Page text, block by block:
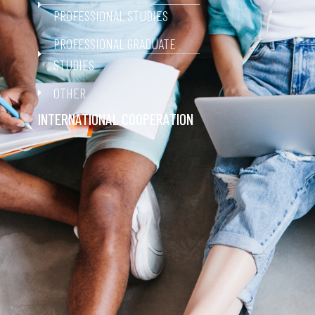
PROFESSIONAL STUDIES
PROFESSIONAL GRADUATE
STUDIES
OTHER
INTERNATIONAL COOPERATION